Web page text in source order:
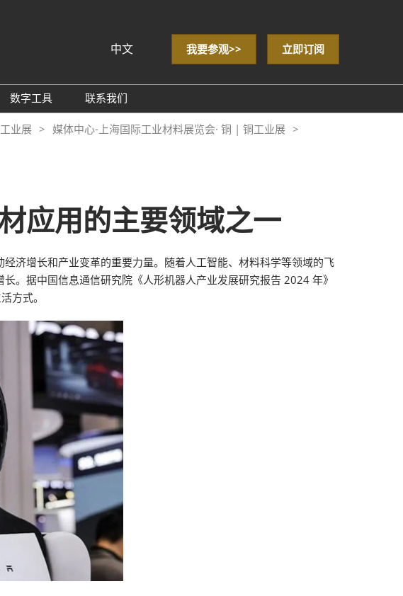
中文
English
我要参观>> 立即订阅
态
数字工具
励展通
联系我们
业展
媒体中心-上海国际工业材料展览会· 铜 | 铜工业展
应用的主要领域之一
济增长和产业变革的重要力量。随着人工智能、材料科学等领域的飞
。据中国信息通信研究院《人形机器人产业发展研究报告 2024 年》
方式。